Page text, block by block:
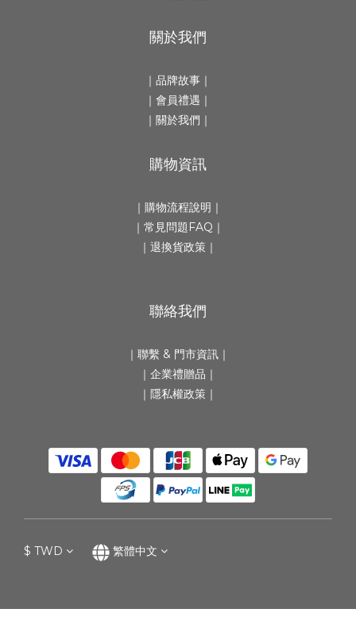
關於我們
｜ 品牌故事 ｜
｜會員禮遇｜
｜ 關於我們 ｜
購物資訊
｜ 購物流程說明 ｜
｜ 常見問題FAQ ｜
｜ 退換貨政策 ｜
聯絡我們
｜ 聯繫 & 門市資訊 ｜
｜ 企業禮贈品 ｜
｜隱私權政策｜
$ TWD 繁體中文